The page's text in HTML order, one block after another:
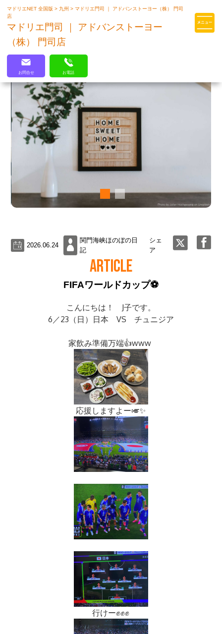
マドリエはLIXILの厳しい基準を
マドリエNET 全国版> 九州>マドリエ門司 ｜ アドバンストーヨー（株） 門司
店
マドリエ門司 ｜ アドバンストーヨー
（株） 門司店
お問合せ お電話
2026.06.24
関門海峡ほのぼの日
記
シェ
ア
ARTICLE
FIFAワールドカップ⚽